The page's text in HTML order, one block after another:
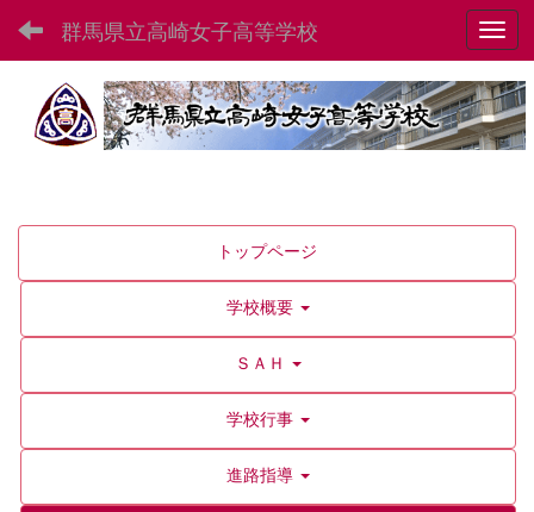
群馬県立高崎女子高等学校
トップページ
学校概要
ＳＡＨ
学校行事
進路指導